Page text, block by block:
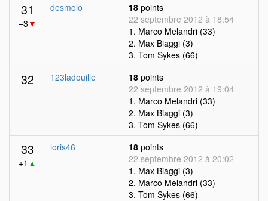
31
−3 ▼
desmolo 18 points
22 septembre 2012 à 18:54
1. Marco Melandri (33)
2. Max Biaggi (3)
3. Tom Sykes (66)
32 123ladouille 18 points
22 septembre 2012 à 19:04
1. Marco Melandri (33)
2. Max Biaggi (3)
3. Tom Sykes (66)
33
+1 ▲
loris46 18 points
22 septembre 2012 à 20:02
1. Max Biaggi (3)
2. Marco Melandri (33)
3. Tom Sykes (66)